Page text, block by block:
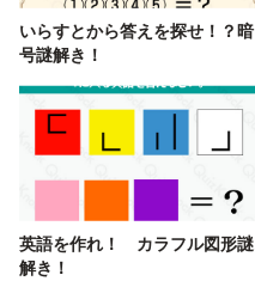
いらすとから答えを探せ！？暗
号謎解き！
英語を作れ！ カラフル図形謎
解き！